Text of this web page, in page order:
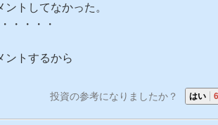
トしてなかった。
・・・・
ントするから
投資の参考になりましたか？ はい 6